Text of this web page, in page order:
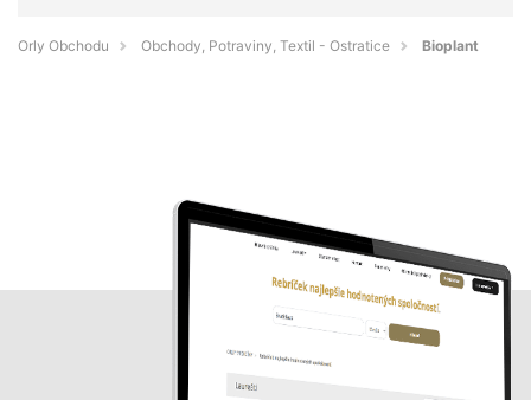
Orly Obchodu Obchody, Potraviny, Textil - Ostratice Bioplant